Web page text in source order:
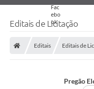
Editais de Licitação
Editais Editais de
Pregão